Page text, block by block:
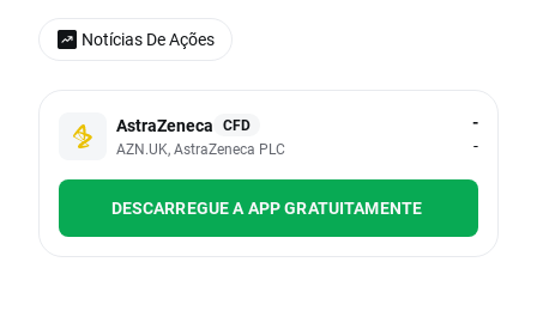
AstraZeneca CFD
AZN.UK, AstraZeneca PLC
-
-
DESCARREGUE A APP GRATUITAMENTE
Notícias De Ações